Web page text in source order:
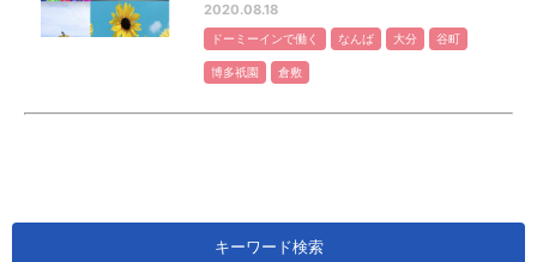
2020.08.18
ドーミーインで働く なんば 大分 谷町
博多祇園 倉敷
キーワード検索